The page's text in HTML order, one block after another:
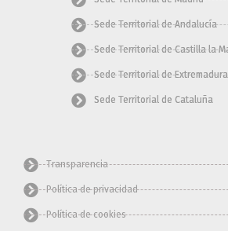
Sede Territorial de Andalucía
Sede Territorial de Castilla la
Sede Territorial de Extremadura
Sede Territorial de Cataluña
Transparencia
Política de privacidad
Política de cookies